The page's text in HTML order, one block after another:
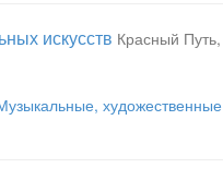
искусств Красный